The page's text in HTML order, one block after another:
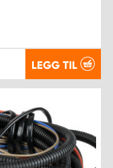
LEGG TIL